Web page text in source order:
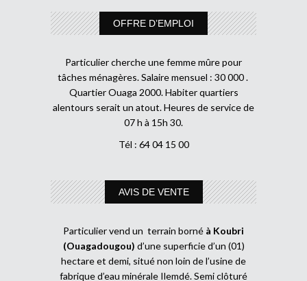
OFFRE D’EMPLOI
Particulier cherche une femme mûre pour
tâches ménagères. Salaire mensuel : 30 000 .
Quartier Ouaga 2000. Habiter quartiers
alentours serait un atout. Heures de service de
07 h à 15h 30.
Tél : 64 04 15 00
AVIS DE VENTE
Particulier vend un terrain borné à Koubri
(Ouagadougou) d’une superficie d’un (01)
hectare et demi, situé non loin de l’usine de
fabrique d’eau minérale Ilemdé. Semi clôturé